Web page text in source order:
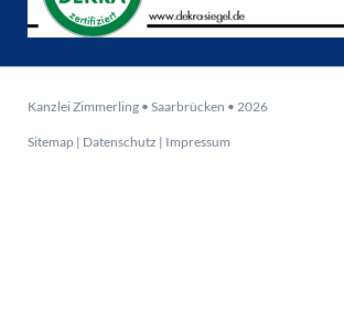
Kanzlei Zimmerling • Saarbrücken • 2026
Sitemap| Datenschutz | Impressum